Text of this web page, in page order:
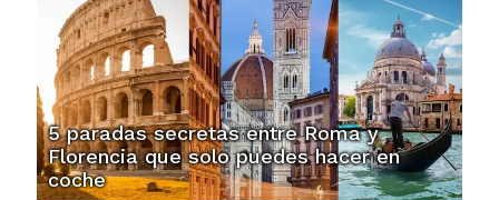
5 paradas secretas entre Roma y
Florencia que solo puedes hacer en
coche